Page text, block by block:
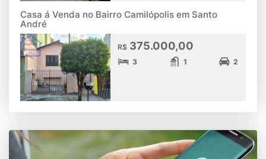
Casa á Venda no Bairro Camilópolis em Santo
André
R$ 375.000,00
3 1 2